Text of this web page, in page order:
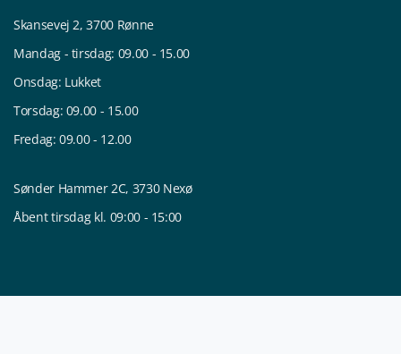
Skansevej 2, 3700 Rønne
Mandag - tirsdag: 09.00 - 15.00
Onsdag: Lukket
Torsdag: 09.00 - 15.00
Fredag: 09.00 - 12.00
Sønder Hammer 2C, 3730 Nexø
Åbent tirsdag kl. 09:00 - 15:00